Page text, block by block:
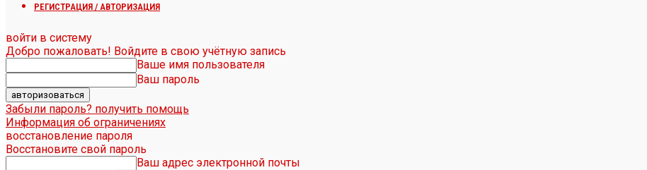
РЕГИСТРАЦИЯ / АВТОРИЗАЦИЯ
войти в систему
Добро пожаловать! Войдите в свою учётную запись
Ваше имя пользователя
Ваш пароль
Забыли пароль? получить помощь
Информация об ограничениях
восстановление пароля
Восстановите свой пароль
Ваш адрес электронной почты